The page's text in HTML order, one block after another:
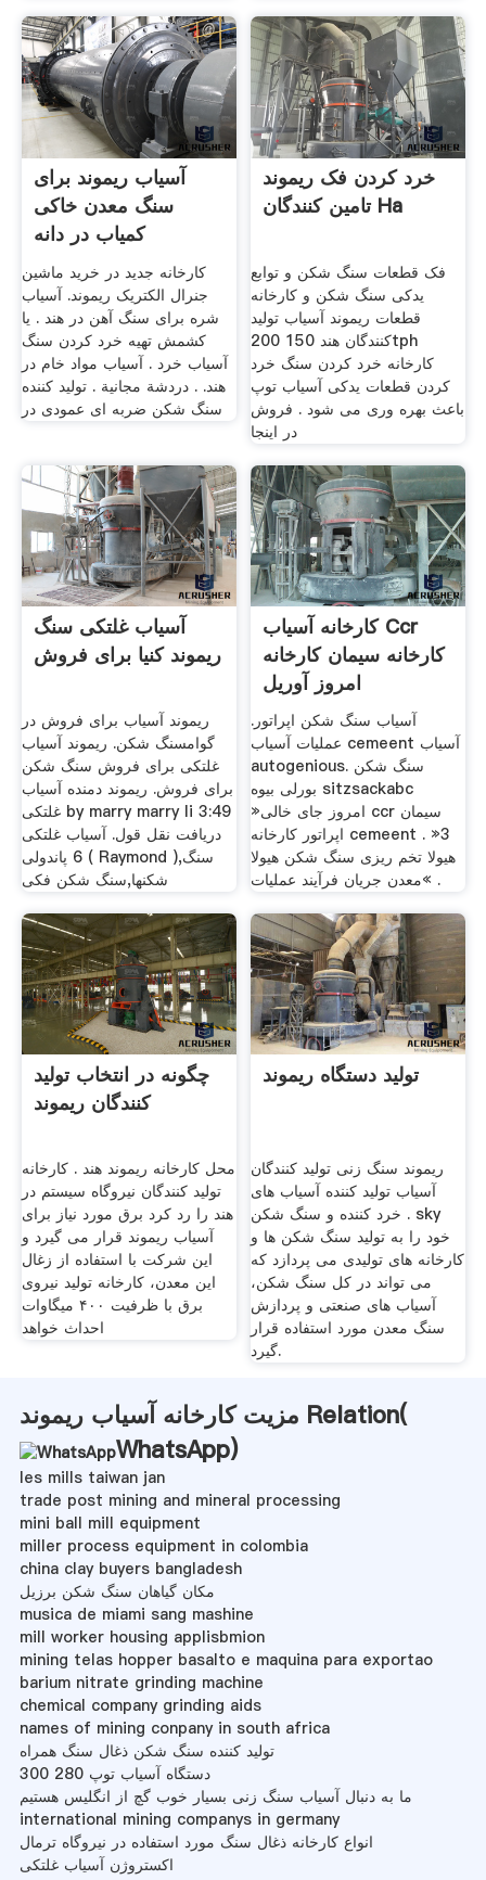
آسیاب ریموند برای
سنگ معدن خاکی
کمیاب در دانه
کارخانه جدید در خرید ماشین
جنرال الکتریک ریموند. آسیاب
شره برای سنگ آهن در هند . یا
کشمش تهیه خرد کردن سنگ
آسیاب خرد . آسیاب مواد خام در
هند. . دردشة مجانية . تولید کننده
سنگ شکن ضربه ای عمودی در
خرد کردن فک ریموند
تامین کنندگان Ha
فک قطعات سنگ شکن و توابع
یدکی سنگ شکن و کارخانه
قطعات ریموند آسیاب تولید
کنندگان هند 150 200tph
کارخانه خرد کردن سنگ خرد
کردن قطعات یدکی آسیاب توپ
باعث بهره وری می شود . فروش
در اینجا
آسیاب غلتکی سنگ
ریموند کنیا برای فروش
ریموند آسیاب برای فروش در
گوامسنگ شکن. ریموند آسیاب
غلتکی برای فروش سنگ شکن
برای فروش. ریموند دمنده آسیاب
غلتکی by marry marry li 3:49
دریافت نقل قول. آسياب غلتکی
6 پاندولی ( Raymond ),سنگ
شکنها,سنگ شکن فکی
کارخانه آسیاب Ccr
کارخانه سیمان کارخانه
امروز آوریل
آسیاب سنگ شکن اپراتور.
عملیات آسیاب cemeent آسیاب
autogenious. سنگ شکن
بورلی بیوه sitzsackabc
»امروز جای خالی ccr سیمان
اپراتور کارخانه cemeent . »3
هیولا تخم ریزی سنگ شکن هیولا
»معدن جریان فرآیند عملیات .
چگونه در انتخاب تولید
کنندگان ریموند
محل کارخانه ریموند هند . کارخانه
تولید کنندگان نیروگاه سیستم در
هند را رد کرد برق مورد نیاز برای
آسیاب ریموند قرار می گیرد و
این شرکت با استفاده از زغال
این معدن، کارخانه تولید نیروی
برق با ظرفیت ۴۰۰ میگاوات
احداث خواهد
تولید دستگاه ریموند
ریموند سنگ زنی تولید کنندگان
آسیاب تولید کننده آسیاب های
خرد کننده و سنگ شکن . sky
خود را به تولید سنگ شکن ها و
کارخانه های تولیدی می پردازد که
می تواند در کل سنگ شکن،
آسیاب های صنعتی و پردازش
سنگ معدن مورد استفاده قرار
گیرد.
مزیت کارخانه آسیاب ریموند Relation(
WhatsApp)
les mills taiwan jan
trade post mining and mineral processing
mini ball mill equipment
miller process equipment in colombia
china clay buyers bangladesh
مکان گیاهان سنگ شکن برزیل
musica de miami sang mashine
mill worker housing applisbmion
mining telas hopper basalto e maquina para exportao
barium nitrate grinding machine
chemical company grinding aids
names of mining conpany in south africa
تولید کننده سنگ شکن ذغال سنگ همراه
دستگاه آسیاب توپ 280 300
ما به دنبال آسیاب سنگ زنی بسیار خوب گچ از انگلیس هستیم
international mining companys in germany
انواع کارخانه ذغال سنگ مورد استفاده در نیروگاه ترمال
اکستروژن آسیاب غلتکی